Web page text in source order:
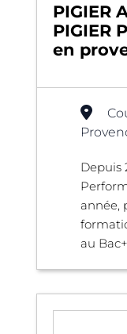
PIGIER
PIGIER
en
Depuis
année,
au